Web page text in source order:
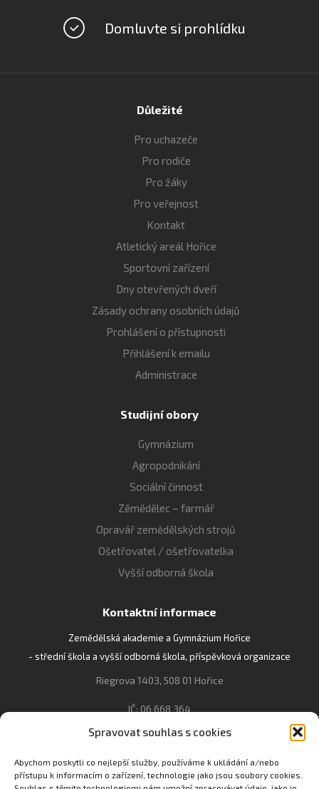
Spravovat souhlas s cookies
Abychom poskytli co nejlepší služby, používáme k ukládání a/nebo
přístupu k informacím o zařízení, technologie jako jsou soubory cookies.
Domluvte si prohlídku
Důležité
Pro uchazeče
Pro rodiče
Pro žáky
Pro veřejnost
Kontakt
Atletický areál Hořice
Sportovní zařízení
Dny otevřených dveří
Zásady ochrany osobních údajů
Prohlášení o přístupnosti
Přihlášení k emailu
Administrace
Studijní obory
Gymnázium
Agropodnikání
Sociální činnost
Zěmědělec – farmář
Opravář zemědělských strojů
Ošetřovatel / ošetřovatelka
Vyšší odborná škola
Kontaktní informace
Zemědělská akademie a Gymnázium Hořice
- střední škola a vyšší odborná škola, příspěvková organizace
Riegrova 1403, 508 01 Hořice
IČ: 06 668 364
493 623 021, 493 623 022
info@gozhorice.cz
www.zaghorice.cz